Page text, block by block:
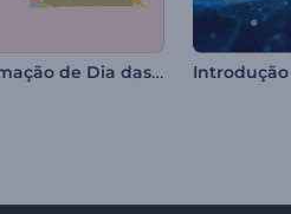
Animação de Dia das Mães